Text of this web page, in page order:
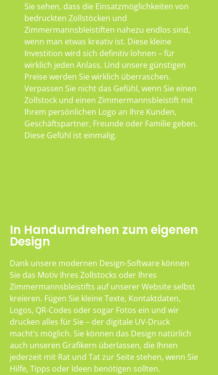
Sie sehen, dass die Einsatzmöglichkeiten von
bedruckten Zollstöcken und
Zimmermannsbleistiften nahezu endlos sind,
wenn man etwas kreativ ist. Diese kleine
Investition wird sich definitiv lohnen – für
wirklich jeden Anlass. Und unsere günstigen
Preise werden Sie wirklich überraschen.
Verpassen Sie nicht das Gefühl, wenn Sie einen
Zollstock und einen Zimmermannsbleistift mit
Ihrem persönlichen Logo an Ihre Kunden,
Geschäftspartner, Freunde oder Familie geben.
Diese Gefühl ist einmalig.
In Handumdrehen zum eigenen
Design
Dank unsere modernen Design-Software können
Sie das Motiv Ihres Zollstocks oder Ihres
Zimmermannsbleistifts auf unserer Website selbst
kreieren. Fügen Sie kleine Texte, Kontaktdaten,
Logos, QR-Codes oder sogar Fotos ein und wir
drucken alles für Sie – der digitale UV-Druck
macht’s möglich. Sie können das Design natürlich
auch unseren Grafikern überlassen, die Ihnen
jederzeit mit Rat und Tat zur Seite stehen, wenn Sie
Hilfe, Tipps oder Ideen benötigen sollten.